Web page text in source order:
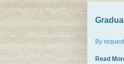
By
Read